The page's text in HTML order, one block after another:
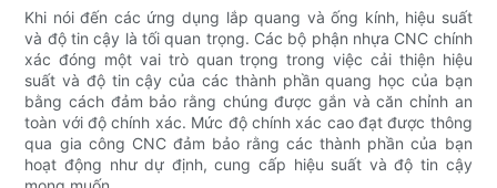
Khi nói đến các ứng dụng lắp quang và ống kính, hiệu suất
và độ tin cậy là tối quan trọng. Các bộ phận nhựa CNC chính
xác đóng một vai trò quan trọng trong việc cải thiện hiệu
suất và độ tin cậy của các thành phần quang học của bạn
bằng cách đảm bảo rằng chúng được gắn và căn chỉnh an
toàn với độ chính xác. Mức độ chính xác cao đạt được thông
qua gia công CNC đảm bảo rằng các thành phần của bạn
hoạt động như dự định, cung cấp hiệu suất và độ tin cậy